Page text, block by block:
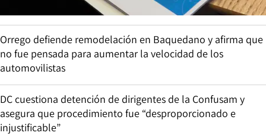
Orrego defiende remodelación en Baquedano y afirma que
no fue pensada para aumentar la velocidad de los
automovilistas
DC cuestiona detención de dirigentes de la Confusam y
asegura que procedimiento fue “desproporcionado e
injustificable”